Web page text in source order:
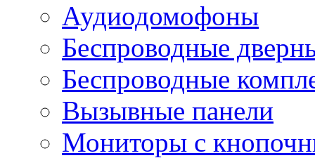
Аудиодомофоны
Беспроводные
Беспроводные
Вызывные панели
Мониторы с